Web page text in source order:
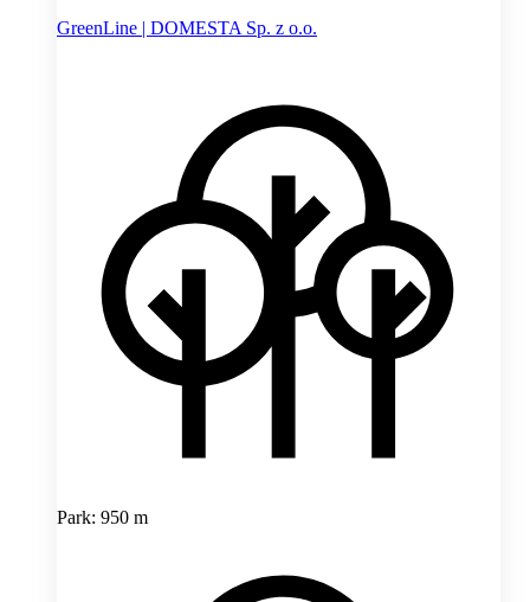
GreenLine | DOMESTA Sp. z o.o.
Park: 950 m